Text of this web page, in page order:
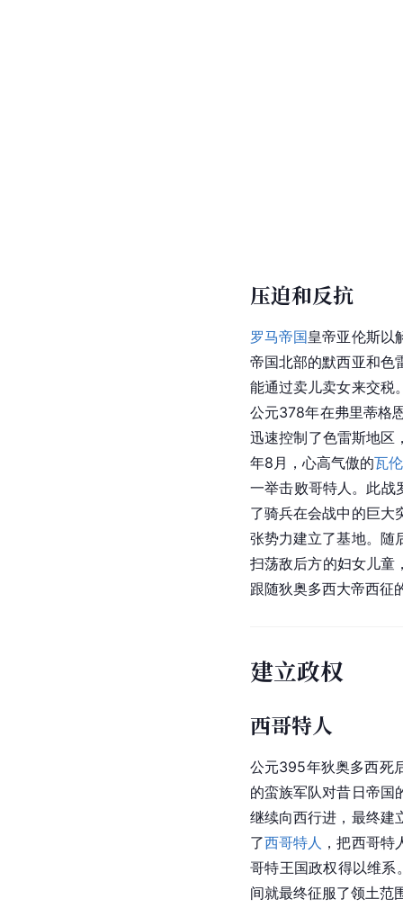
压迫和反抗
罗马帝国皇帝亚伦斯以
帝国北部的默西亚和色
能通过卖儿卖女来交税
公元378年在弗里蒂格
迅速控制了色雷斯地区
年8月，心高气傲的瓦
一举击败哥特人。此战
了骑兵在会战中的巨大
张势力建立了基地。随
扫荡敌后方的妇女儿童
跟随狄奥多西大帝西征
建立政权
西哥特人
公元395年狄奥多西死
的蛮族军队对昔日帝
继续向西行进，最终建
了西哥特人 ，把西哥特
哥特王国政权得以维系
间就最终征服了领土范